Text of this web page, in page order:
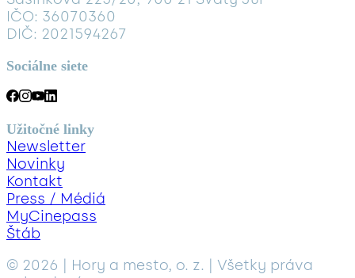
IČO: 36070360
DIČ: 2021594267
Sociálne siete
Užitočné linky
Newsletter
Novinky
Kontakt
Press / Médiá
MyCinepass
Štáb
© 2026 | Hory a mesto, o. z. | Všetky práva